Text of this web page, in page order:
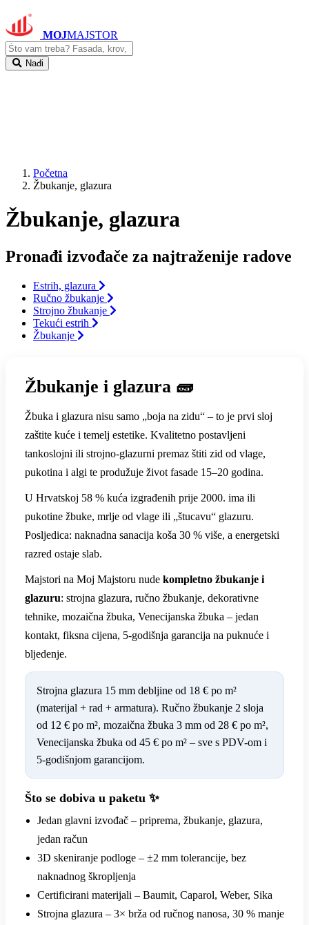
MOJMAJSTOR
Nađi
Početna
Žbukanje, glazura
Žbukanje, glazura
Pronađi izvođače za najtraženije radove
Estrih, glazura
Ručno žbukanje
Strojno žbukanje
Tekući estrih
Žbukanje
Žbukanje i glazura 🧱
Žbuka i glazura nisu samo „boja na zidu“ – to je prvi sloj
zaštite kuće i temelj estetike. Kvalitetno postavljeni
tankoslojni ili strojno-glazurni premaz štiti zid od vlage,
pukotina i algi te produžuje život fasade 15–20 godina.
U Hrvatskoj 58 % kuća izgrađenih prije 2000. ima ili
pukotine žbuke, mrlje od vlage ili „štucavu“ glazuru.
Posljedica: naknadna sanacija koša 30 % više, a energetski
razred ostaje slab.
Majstori na Moj Majstoru nude kompletno žbukanje i
glazuru: strojna glazura, ručno žbukanje, dekorativne
tehnike, mozaična žbuka, Venecijanska žbuka – jedan
kontakt, fiksna cijena, 5-godišnja garancija na puknuće i
bljedenje.
Strojna glazura 15 mm debljine od 18 € po m²
(materijal + rad + armatura). Ručno žbukanje 2 sloja
od 12 € po m², mozaična žbuka 3 mm od 28 € po m²,
Venecijanska žbuka od 45 € po m² – sve s PDV-om i
5-godišnjom garancijom.
Što se dobiva u paketu ✨
Jedan glavni izvođač – priprema, žbukanje, glazura,
jedan račun
3D skeniranje podloge – ±2 mm tolerancije, bez
naknadnog škropljenja
Certificirani materijali – Baumit, Caparol, Weber, Sika
Strojna glazura – 3× brža od ručnog nanosa, 30 % manje